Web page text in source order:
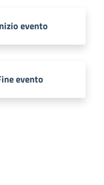
evento
evento